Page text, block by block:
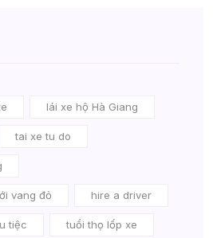
lái xe hộ Hà Giang
tai xe tu do
vang đỏ hire a driver
tiệc tuổi thọ lốp xe